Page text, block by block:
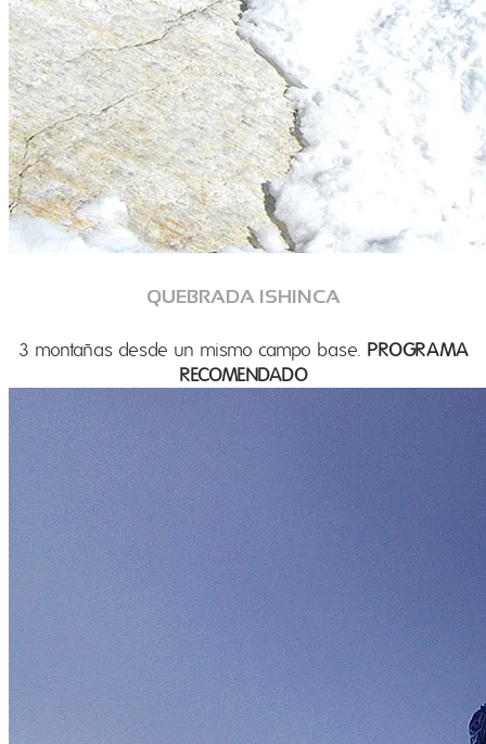
QUEBRADA ISHINCA
3 montañas desde un mismo campo base. PROGRAMA
RECOMENDADO